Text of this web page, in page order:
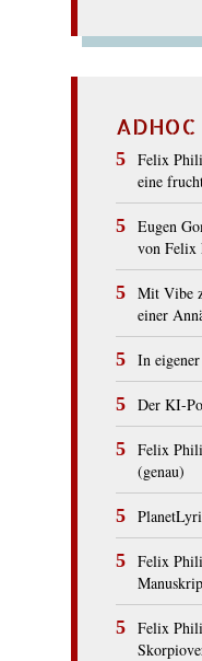
ADHOC
Felix
eine
Eugen
von Felix
Mit Vibe
einer
In eigener
Der KI-
Felix
(genau)
Felix
Felix